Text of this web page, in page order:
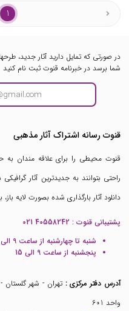
1
در صورتی که تمایل دارید آثار جدید،
شما برسد در خبرنامه قنوت ثبت نام کنید
قنوت رسانه اشتراک آثار مذهبی
قنوت محیطی را برای علاقه مندان به
راحتی بتوانند به جدیدترین آثار
دانلود آثار بارگذاری شده بصورت لایه
پشتیبانی قنوت : 021 40558242
شنبه تا چهارشنبه از ساعت 9 الی 17
پنجشنبه از ساعت 9 الی 15
آدرس دفتر مرکزی :
واحد 601